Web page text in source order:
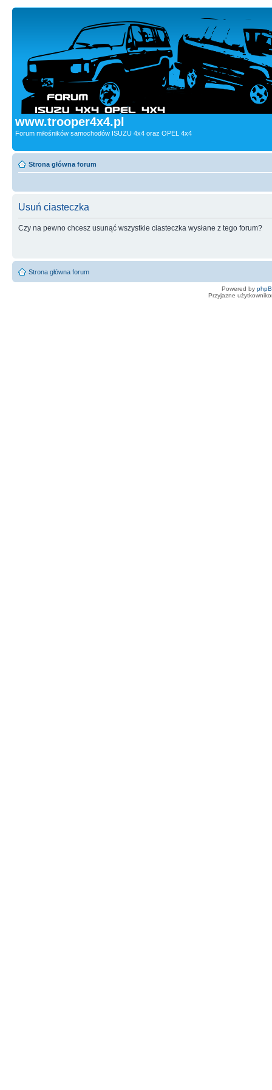
www.trooper4x4.pl
Forum miłośników samochodów ISUZU 4x4 oraz OPEL 4x4
Strona główna forum
Usuń ciasteczka
Czy na pewno chcesz usunąć wszystkie ciasteczka wysłane z tego forum?
Strona główna forum
Powered by
Przyjazne